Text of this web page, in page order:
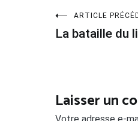
l’article
ARTICLE
La bataille du
Laisser un